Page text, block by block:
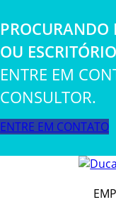
PROCURANDO
OU
ENTRE EM
CONSULTOR.
ENTRE EM CONTATO